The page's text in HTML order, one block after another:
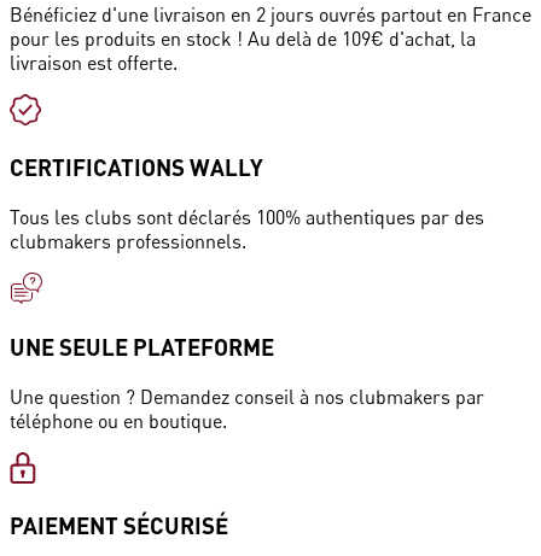
Bénéficiez d'une livraison en 2 jours ouvrés partout en France
pour les produits en stock ! Au delà de 109€ d'achat, la
livraison est offerte.
CERTIFICATIONS WALLY
Tous les clubs sont déclarés 100% authentiques par des
clubmakers professionnels.
UNE SEULE PLATEFORME
Une question ? Demandez conseil à nos clubmakers par
téléphone ou en boutique.
PAIEMENT SÉCURISÉ